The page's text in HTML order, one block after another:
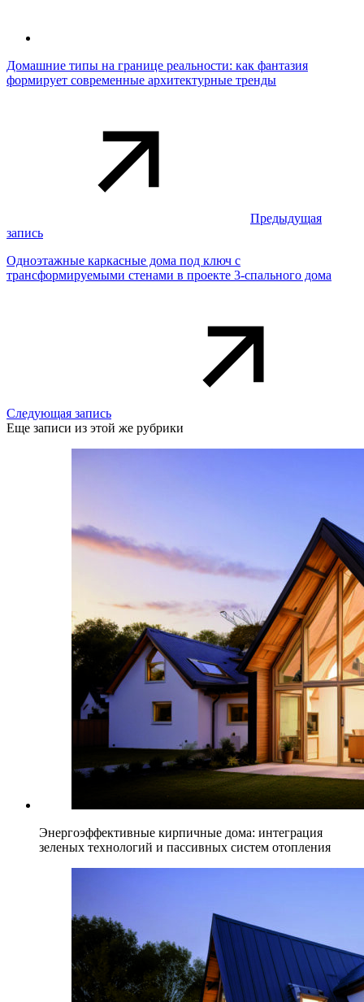
Домашние типы на границе реальности: как фантазия
формирует современные архитектурные тренды
Предыдущая
запись
Одноэтажные каркасные дома под ключ с
трансформируемыми стенами в проекте 3-спального дома
Следующая запись
Еще записи из этой же рубрики
Энергоэффективные кирпичные дома: интеграция
зеленых технологий и пассивных систем отопления